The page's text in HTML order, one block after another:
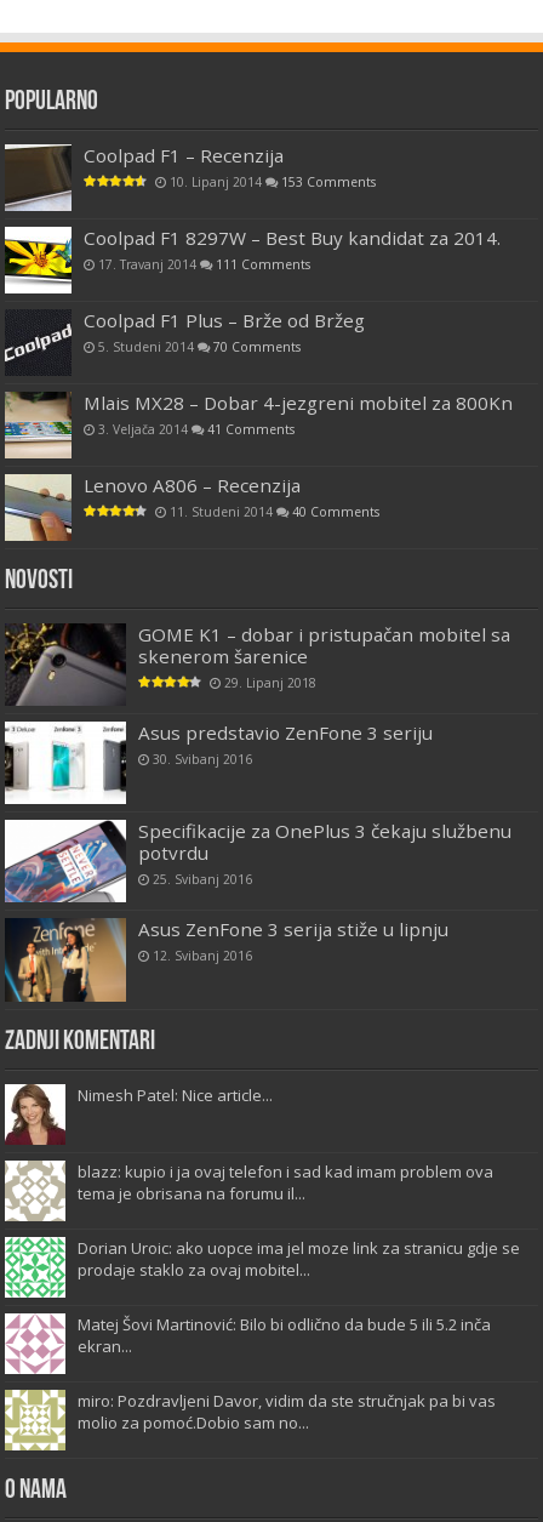
Popularno
Coolpad F1 – Recenzija
10. Lipanj 2014 153 Comments
Coolpad F1 8297W – Best Buy kandidat za 2014.
17. Travanj 2014 111 Comments
Coolpad F1 Plus – Brže od Bržeg
5. Studeni 2014 70 Comments
Mlais MX28 – Dobar 4-jezgreni mobitel za 800Kn
3. Veljača 2014 41 Comments
Lenovo A806 – Recenzija
11. Studeni 2014 40 Comments
Novosti
GOME K1 – dobar i pristupačan mobitel sa
skenerom šarenice
29. Lipanj 2018
Asus predstavio ZenFone 3 seriju
30. Svibanj 2016
Specifikacije za OnePlus 3 čekaju službenu
potvrdu
25. Svibanj 2016
Asus ZenFone 3 serija stiže u lipnju
12. Svibanj 2016
Zadnji komentari
Nimesh Patel: Nice article...
blazz: kupio i ja ovaj telefon i sad kad imam problem ova
tema je obrisana na forumu il...
Dorian Uroic: ako uopce ima jel moze link za stranicu gdje se
prodaje staklo za ovaj mobitel...
Matej Šovi Martinović: Bilo bi odlično da bude 5 ili 5.2 inča
ekran...
miro: Pozdravljeni Davor, vidim da ste stručnjak pa bi vas
molio za pomoć.Dobio sam no...
O Nama